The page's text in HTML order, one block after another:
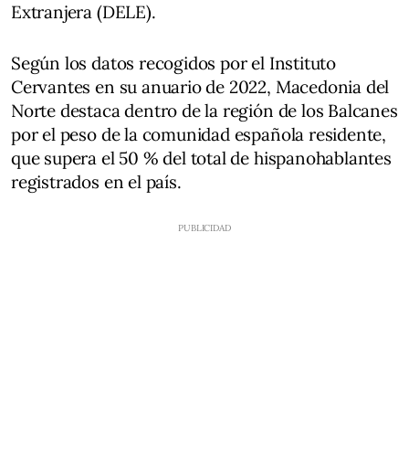
Extranjera (DELE).
Según los datos recogidos por el Instituto
Cervantes en su anuario de 2022, Macedonia del
Norte destaca dentro de la región de los Balcanes
por el peso de la comunidad española residente,
que supera el 50 % del total de hispanohablantes
registrados en el país.